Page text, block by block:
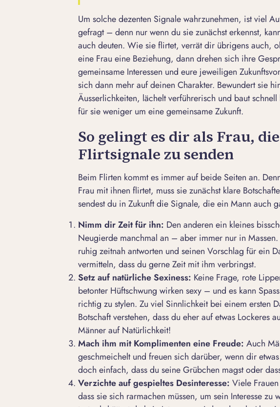
Um solche dezenten Signale wahrzunehmen, ist viel
gefragt – denn nur wenn du sie zunächst erkennst,
auch deuten. Wie sie flirtet, verrät dir übrigens auch,
eine Frau eine Beziehung, dann drehen sich ihre
gemeinsame Interessen und eure jeweiligen
sich dann mehr auf deinen Charakter. Bewundert sie
Äusserlichkeiten, lächelt verführerisch und baut
für sie weniger um eine gemeinsame Zukunft.
So gelingt es dir als Frau,
Flirtsignale zu senden
Beim Flirten kommt es immer auf beide Seiten an.
Frau mit ihnen flirtet, muss sie zunächst klare
sendest du in Zukunft die Signale, die ein Mann auch
Nimm dir Zeit für ihn: Den anderen ein kleines
Neugierde manchmal an – aber immer nur in
ruhig zeitnah antworten und seinen Vorschlag für ein
vermitteln, dass du gerne Zeit mit ihm verbringst.
Setz auf natürliche Sexiness: Keine Frage, rote
betonter Hüftschwung wirken sexy – und es kann
richtig zu stylen. Zu viel Sinnlichkeit bei einem ersten
Botschaft verstehen, dass du eher auf etwas Lockeres
Männer auf Natürlichkeit!
Mach ihm mit Komplimenten eine Freude: Auch
geschmeichelt und freuen sich darüber, wenn dir
doch einfach, dass du seine Grübchen magst oder
Verzichte auf gespieltes Desinteresse: Viele
dass sie sich rarmachen müssen, um sein Interesse zu